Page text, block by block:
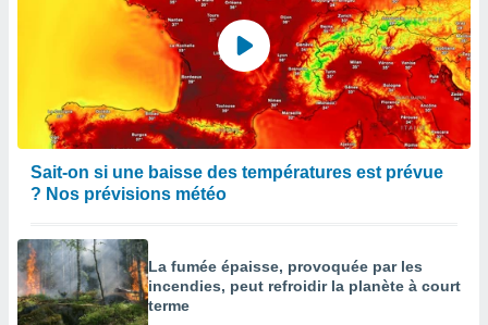
Sait-on si une baisse des températures est prévue
? Nos prévisions météo
La fumée épaisse, provoquée par les
incendies, peut refroidir la planète à court
terme